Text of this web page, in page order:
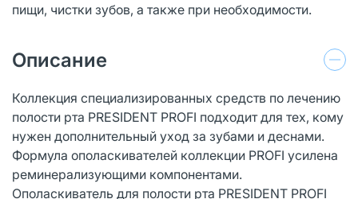
пищи, чистки зубов, а также при необходимости.
Описание
Коллекция специализированных средств по лечению
полости рта PRESIDENT PROFI подходит для тех, кому
нужен дополнительный уход за зубами и деснами.
Формула ополаскивателей коллекции PROFI усилена
реминерализующими компонентами.
Ополаскиватель для полости рта PRESIDENT PROFI